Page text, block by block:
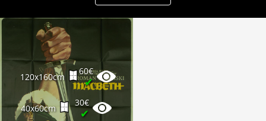
120x160cm
60€
✔
40x60cm
30€
✔